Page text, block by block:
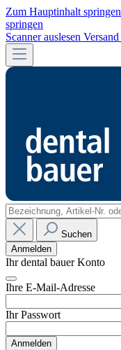
Zum Hauptinhalt springen
springen
Scanner auslesen Versand
Suchen
Anmelden
Ihr dental bauer Konto
Ihre E-Mail-Adresse
Ihr Passwort
Anmelden